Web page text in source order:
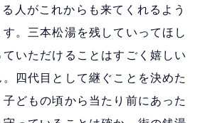
る人がこれからも来てくれるよう
。三本松湯を残していってほし
いただけることはすごく嬉しい
四代目として継ぐことを決めた
どもの頃から当たり前にあった